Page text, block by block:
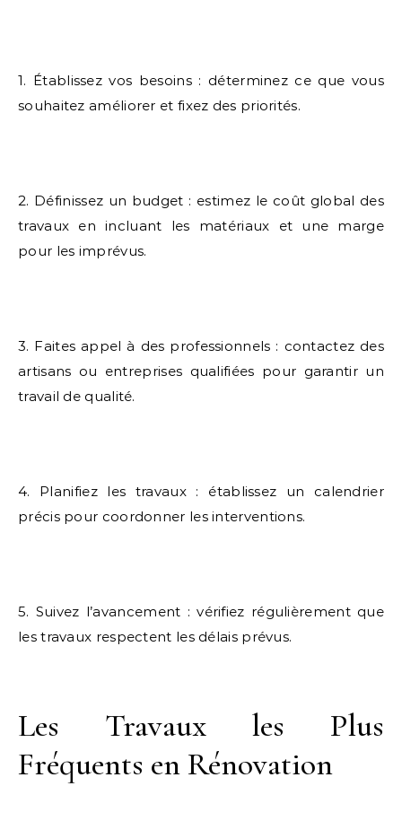
1. Établissez vos besoins : déterminez ce que vous
souhaitez améliorer et fixez des priorités.
2. Définissez un budget : estimez le coût global des
travaux en incluant les matériaux et une marge
pour les imprévus.
3. Faites appel à des professionnels : contactez des
artisans ou entreprises qualifiées pour garantir un
travail de qualité.
4. Planifiez les travaux : établissez un calendrier
précis pour coordonner les interventions.
5. Suivez l’avancement : vérifiez régulièrement que
les travaux respectent les délais prévus.
Les Travaux les Plus
Fréquents en Rénovation